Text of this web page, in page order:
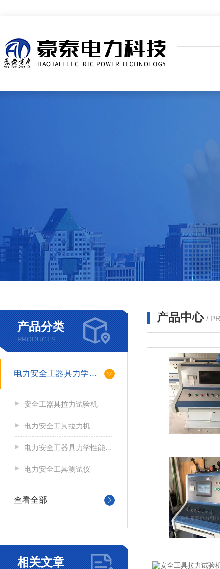
产品分类
PRODUCTS
电力安全工器具力学性能试验机
安全工器具拉力试验机
电力安全工具拉力机
电力安全工器具力学性能试验机
电力安全工具测试仪
查看全部
相关文章
产品中心 /